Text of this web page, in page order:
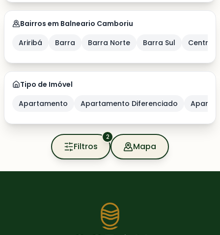
Filtros
2
Mapa
Bairros em Balneario Camboriu
Ariribá
Barra Barra Norte Barra Sul Centro
Tipo de Imóvel
Apartamento
Apartamento Diferenciado